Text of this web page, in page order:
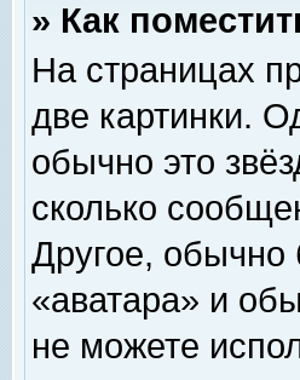
» Как
На страницах
две картинки.
обычно это
сколько
Другое, обычно
«аватара» и
не можете